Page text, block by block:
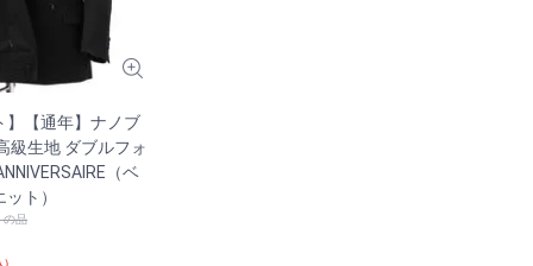
】【通年】ナノブ
級生地 ダブルフォ
（ベ
ト）
の品